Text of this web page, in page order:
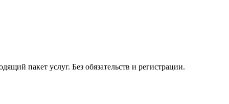
пакет услуг. Без обязательств и регистрации.